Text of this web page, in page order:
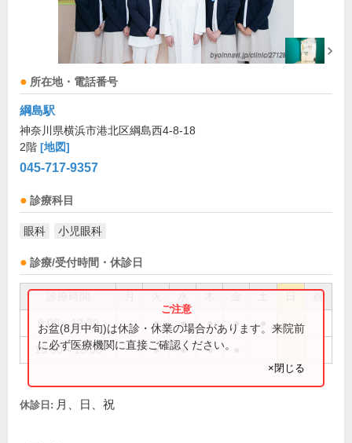
所在地・電話番号
綱島駅
神奈川県横浜市港北区綱島西4-8-18
2階 [地図]
045-717-9357
診療科目
眼科 小児眼科
診療/受付時間・休診日
祝
9:00～12:30 ● ● ● ●
15:00～18:00 ● ● ●
お盆(8月中旬)は休診・休業の場合があります。来院前
に必ず医療機関に直接ご確認ください。
×閉じる
休診日: 月、日、祝